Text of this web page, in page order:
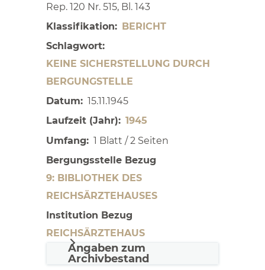
Rep. 120 Nr. 515, Bl. 143
Klassifikation
BERICHT
Schlagwort
KEINE SICHERSTELLUNG DURCH
BERGUNGSTELLE
Datum
15.11.1945
Laufzeit (Jahr)
1945
Umfang
1 Blatt / 2 Seiten
Bergungsstelle Bezug
9: BIBLIOTHEK DES
REICHSÄRZTEHAUSES
Institution Bezug
REICHSÄRZTEHAUS
Angaben zum
Archivbestand